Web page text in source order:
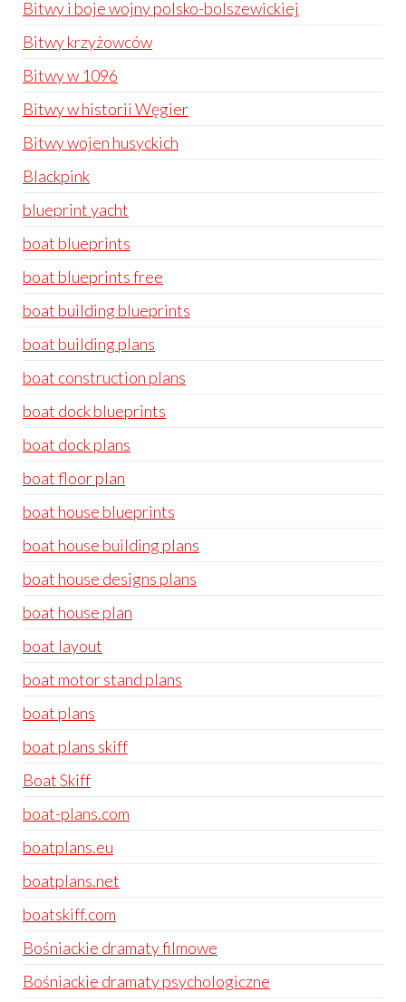
Bitwy i boje wojny polsko-bolszewickiej
Bitwy krzyżowców
Bitwy w 1096
Bitwy w historii Węgier
Bitwy wojen husyckich
Blackpink
blueprint yacht
boat blueprints
boat blueprints free
boat building blueprints
boat building plans
boat construction plans
boat dock blueprints
boat dock plans
boat floor plan
boat house blueprints
boat house building plans
boat house designs plans
boat house plan
boat layout
boat motor stand plans
boat plans
boat plans skiff
Boat Skiff
boat-plans.com
boatplans.eu
boatplans.net
boatskiff.com
Bośniackie dramaty filmowe
Bośniackie dramaty psychologiczne